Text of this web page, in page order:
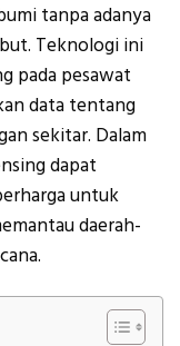
tanpa adanya
Teknologi ini
pada pesawat
data tentang
sekitar. Dalam
dapat
untuk
daerah-